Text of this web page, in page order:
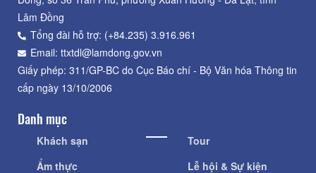
Lâm Đồng
Tổng đài hỗ trợ: (+84.235) 3.916.961
Email: ttxtdl@lamdong.gov.vn
Giấy phép: 311/GP-BC do Cục Báo chí - Bộ Văn hóa Thông tin
cấp ngày 13/10/2006
Danh mục
Khách sạn
Ẩm thực
Tour
Lễ hội & Sự kiện